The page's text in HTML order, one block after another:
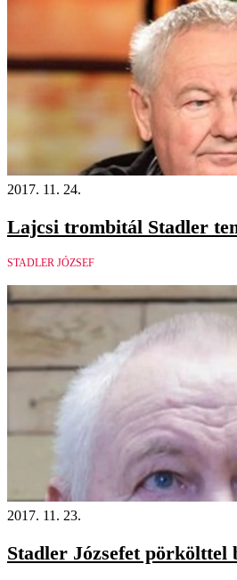
2017. 11. 24.
Lajcsi trombitál Stadler
STADLER JÓZSEF
2017. 11. 23.
Stadler Józsefet pörkölttel